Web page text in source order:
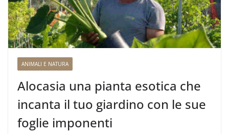
ANIMALI E NATURA
Alocasia una pianta esotica che
incanta il tuo giardino con le sue
foglie imponenti